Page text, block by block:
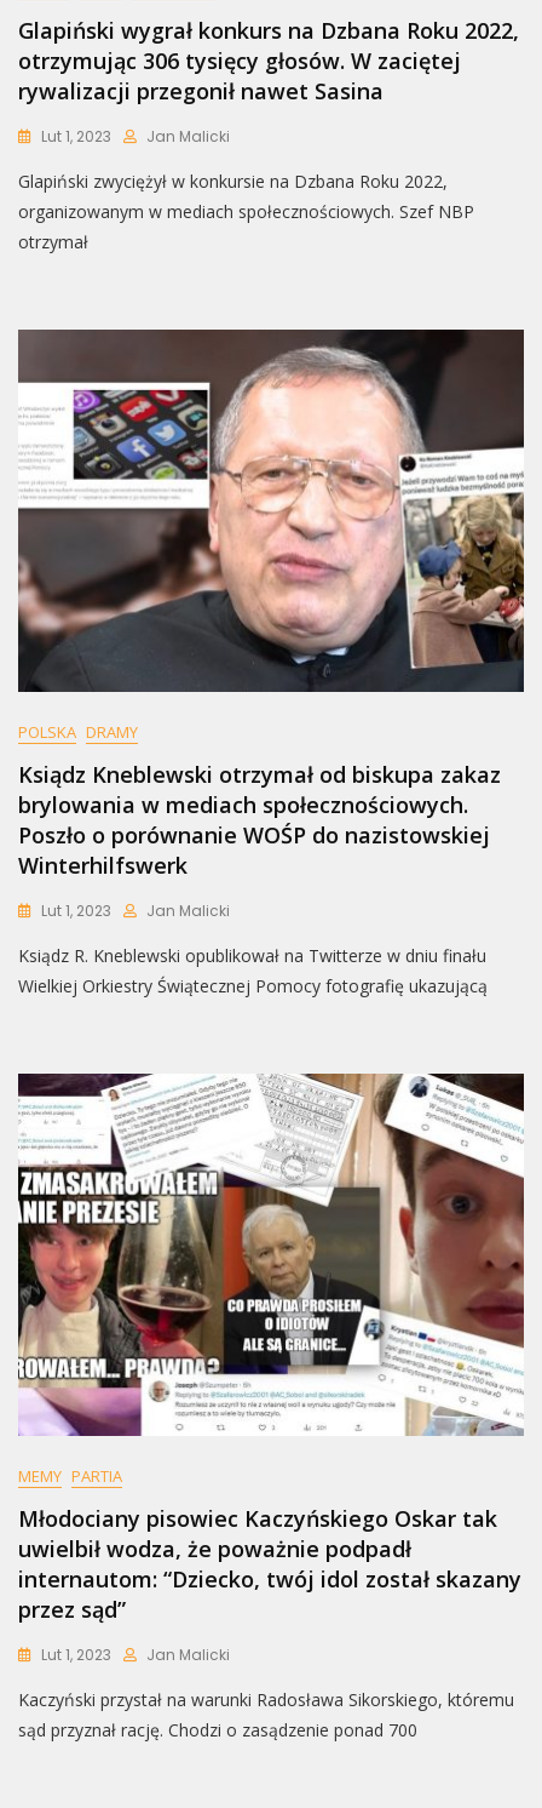
Glapiński wygrał konkurs na Dzbana Roku 2022,
otrzymując 306 tysięcy głosów. W zaciętej
rywalizacji przegonił nawet Sasina
Lut 1, 2023 Jan Malicki
Glapiński zwyciężył w konkursie na Dzbana Roku 2022,
organizowanym w mediach społecznościowych. Szef NBP
otrzymał
POLSKA DRAMY
Ksiądz Kneblewski otrzymał od biskupa zakaz
brylowania w mediach społecznościowych.
Poszło o porównanie WOŚP do nazistowskiej
Winterhilfswerk
Lut 1, 2023 Jan Malicki
Ksiądz R. Kneblewski opublikował na Twitterze w dniu finału
Wielkiej Orkiestry Świątecznej Pomocy fotografię ukazującą
MEMY PARTIA
Młodociany pisowiec Kaczyńskiego Oskar tak
uwielbił wodza, że poważnie podpadł
internautom: “Dziecko, twój idol został skazany
przez sąd”
Lut 1, 2023 Jan Malicki
Kaczyński przystał na warunki Radosława Sikorskiego, któremu
sąd przyznał rację. Chodzi o zasądzenie ponad 700